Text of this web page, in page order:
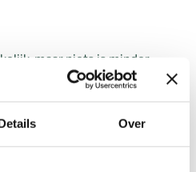
Over
maar niets is minder
onder druk van 50
een hoop ophef